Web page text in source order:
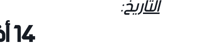
14